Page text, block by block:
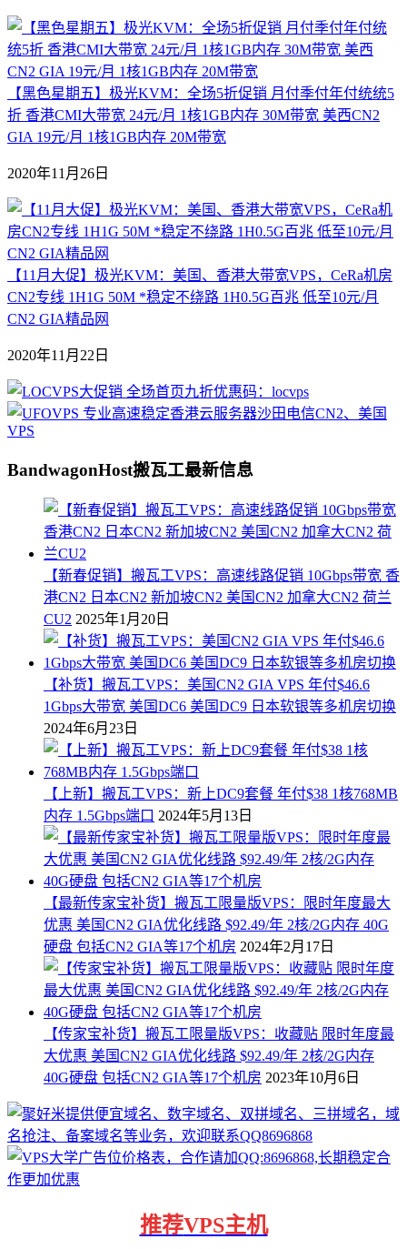
【黑色星期五】极光KVM：全场5折促销 月付季付年付统统5
折 香港CMI大带宽 24元/月 1核1GB内存 30M带宽 美西CN2
GIA 19元/月 1核1GB内存 20M带宽
2020年11月26日
【11月大促】极光KVM：美国、香港大带宽VPS，CeRa机房
CN2专线 1H1G 50M *稳定不绕路 1H0.5G百兆 低至10元/月
CN2 GIA精品网
2020年11月22日
BandwagonHost搬瓦工最新信息
【新春促销】搬瓦工VPS：高速线路促销 10Gbps带宽 香
港CN2 日本CN2 新加坡CN2 美国CN2 加拿大CN2 荷兰
CU2 2025年1月20日
【补货】搬瓦工VPS：美国CN2 GIA VPS 年付$46.6
1Gbps大带宽 美国DC6 美国DC9 日本软银等多机房切换
2024年6月23日
【上新】搬瓦工VPS：新上DC9套餐 年付$38 1核768MB
内存 1.5Gbps端口 2024年5月13日
【最新传家宝补货】搬瓦工限量版VPS：限时年度最大
优惠 美国CN2 GIA优化线路 $92.49/年 2核/2G内存 40G
硬盘 包括CN2 GIA等17个机房 2024年2月17日
【传家宝补货】搬瓦工限量版VPS：收藏贴 限时年度最
大优惠 美国CN2 GIA优化线路 $92.49/年 2核/2G内存
40G硬盘 包括CN2 GIA等17个机房 2023年10月6日
推荐VPS主机